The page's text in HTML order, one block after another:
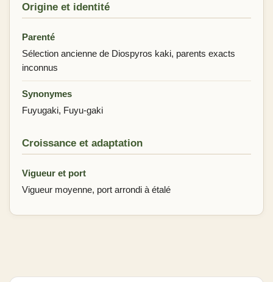
Origine et identité
Parenté
Sélection ancienne de Diospyros kaki, parents exacts
inconnus
Synonymes
Fuyugaki, Fuyu-gaki
Croissance et adaptation
Vigueur et port
Vigueur moyenne, port arrondi à étalé